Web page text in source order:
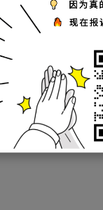
届希望杯二试
南奥数网 2015-04-12
二试将于4月12日开
答案。下面是2015